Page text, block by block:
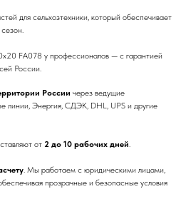
для сельхозтехники, который обеспечивает
FA078 у профессионалов — с гарантией
России.
России через ведущие
Энергия, СДЭК, DHL, UPS и другие
от 2 до 10 рабочих дней.
. Мы работаем с юридическими лицами,
прозрачные и безопасные условия